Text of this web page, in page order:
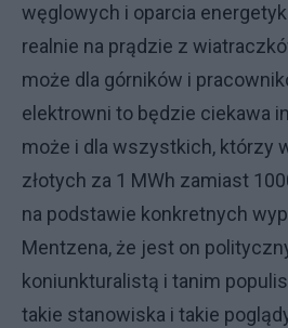
węglowych i oparcia
realnie na prądzie z
może dla górników i
elektrowni to będzie ciekawa
może i dla wszystkich, którzy
złotych za 1 MWh zamiast
na podstawie konkretnych
Mentzena, że jest on
koniunkturalistą i tanim
takie stanowiska i takie